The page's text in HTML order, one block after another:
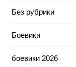
Без рубрики
Боевики
боевики 2026